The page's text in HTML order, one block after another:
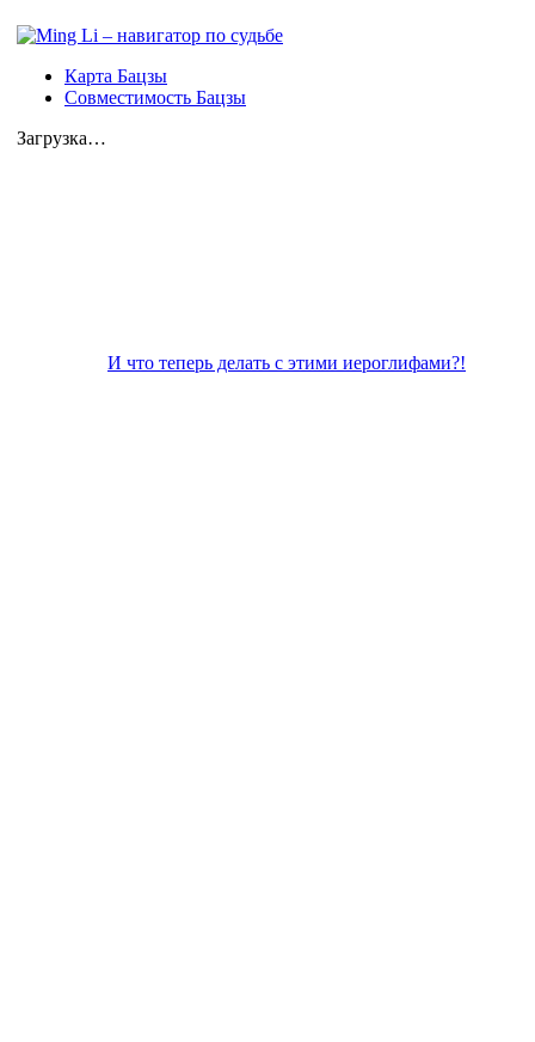
Карта Бацзы
Совместимость Бацзы
Загрузка…
И что теперь делать с этими иероглифами?!